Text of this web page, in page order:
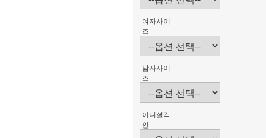
여자사이
즈
남자사이
즈
이니셜각
인